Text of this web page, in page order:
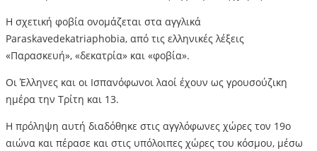
Η σχετική φοβία ονομάζεται στα αγγλικά
Paraskavedekatriaphobia, από τις ελληνικές λέξεις
«Παρασκευή», «δεκατρία» και «φοβία».
Οι Έλληνες και οι Ισπανόφωνοι λαοί έχουν ως γρουσούζικη
ημέρα την Τρίτη και 13.
Η πρόληψη αυτή διαδόθηκε στις αγγλόφωνες χώρες τον 19ο
αιώνα και πέρασε και στις υπόλοιπες χώρες του κόσμου, μέσω